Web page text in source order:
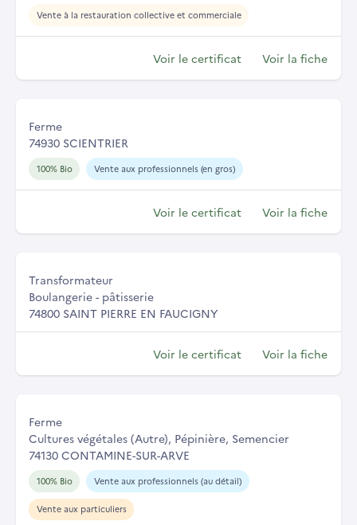
Vente à la restauration collective et commerciale
Voir le certificat Voir la fiche
Ferme
74930 SCIENTRIER
100% Bio Vente aux professionnels (en gros)
Voir le certificat Voir la fiche
Transformateur
Boulangerie - pâtisserie
74800 SAINT PIERRE EN FAUCIGNY
Voir le certificat Voir la fiche
Ferme
Cultures végétales (Autre), Pépinière, Semencier
74130 CONTAMINE-SUR-ARVE
100% Bio Vente aux professionnels (au détail)
Vente aux particuliers